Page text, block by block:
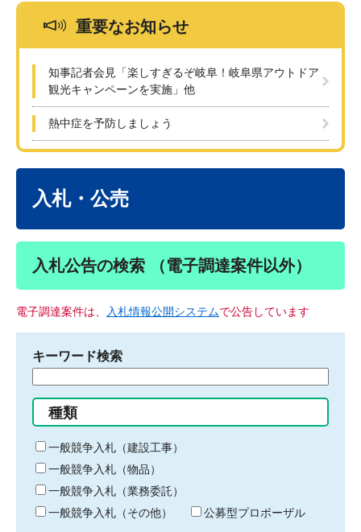
重要なお知らせ
知事記者会見「楽しすぎるぞ岐阜！岐阜県アウトドア
観光キャンペーンを実施」他
熱中症を予防しましょう
入札・公売
入札公告の検索 （電子調達案件以外）
電子調達案件は、 入札情報公開システムで公告しています
キーワード検索
る
キ
ー
ワ
ー
ド
種類
一般競争入札（建設工事）
一般競争入札（物品）
一般競争入札（業務委託）
一般競争入札（その他）
公募型プロポーザル